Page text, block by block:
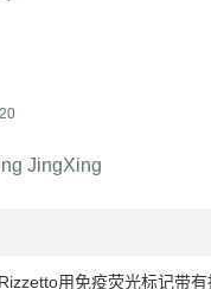
JingXing
用免疫荧光标记带